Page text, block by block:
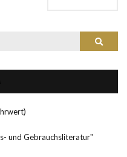
Suchen
und Gebrauchsliteratur"